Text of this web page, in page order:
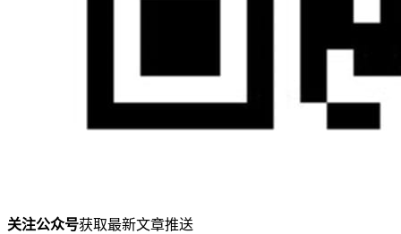
关注公众号获取最新文章推送